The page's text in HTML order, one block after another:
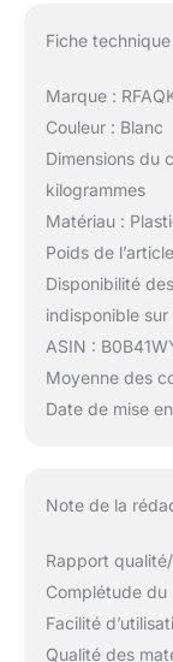
Fiche technique
Marque :
Couleur : Blanc
Dimensions du
kilogrammes
Matériau :
Poids de
Disponibilité
indisponible
ASIN :
Moyenne des
Date de mise
Note de la
Rapport
Complétude du
Facilité
Qualité des